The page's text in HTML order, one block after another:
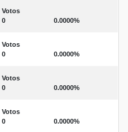
Votos
0
0.0000%
Votos
0
0.0000%
Votos
0
0.0000%
Votos
0
0.0000%